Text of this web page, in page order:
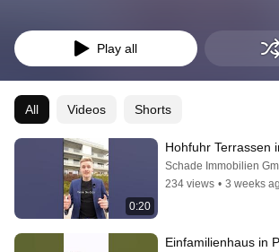
Play all
All Videos Shorts
0:20
Hohfuhr Terrassen
Schade Immobilien
234 views • 3 weeks
Einfamilienhaus in